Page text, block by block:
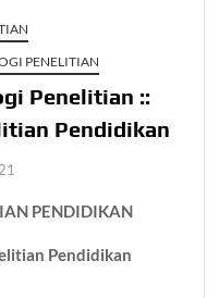
PENELITIAN
Penelitian ::
Pendidikan
PENDIDIKAN
Pendidikan